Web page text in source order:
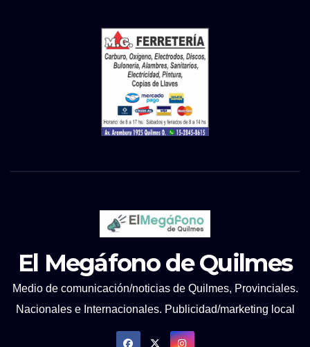
El Megáfono de Quilmes
Medio de comunicación/noticias de Quilmes, Provinciales.
Nacionales e Internacionales. Publicidad/marketing local